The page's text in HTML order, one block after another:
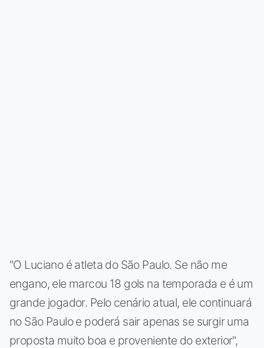
"O Luciano é atleta do São Paulo. Se não me
engano, ele marcou 18 gols na temporada e é um
grande jogador. Pelo cenário atual, ele continuará
no São Paulo e poderá sair apenas se surgir uma
proposta muito boa e proveniente do exterior",